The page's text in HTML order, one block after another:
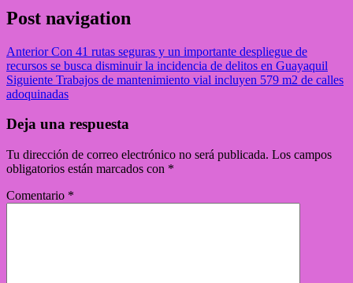
Post navigation
AnteriorCon 41 rutas seguras y un importante despliegue de
recursos se busca disminuir la incidencia de delitos en Guayaquil
Siguiente Trabajos de mantenimiento vial incluyen 579 m2 de calles
adoquinadas
Deja una respuesta
Tu dirección de correo electrónico no será publicada. Los campos
obligatorios están marcados con *
Comentario *